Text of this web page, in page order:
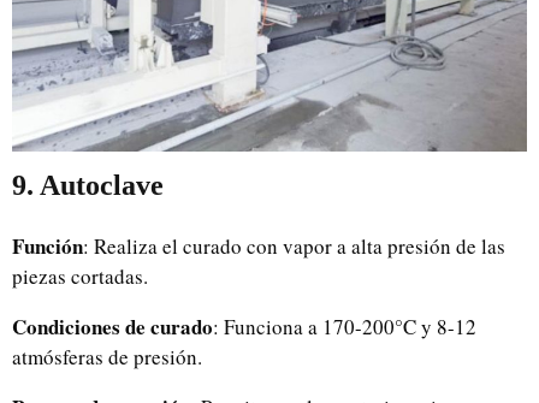
9. Autoclave
Función: Realiza el curado con vapor a alta presión de las
piezas cortadas.
Condiciones de curado: Funciona a 170-200°C y 8-12
atmósferas de presión.